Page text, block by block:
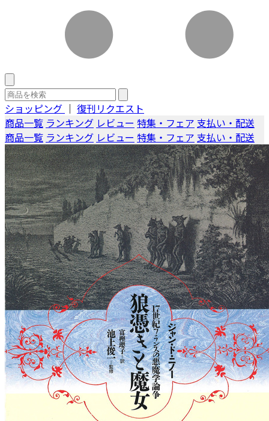
ショッピング ｜ 復刊リクエスト
商品一覧 ランキング レビュー 特集・フェア 支払い・配送
商品一覧 ランキング レビュー 特集・フェア 支払い・配送